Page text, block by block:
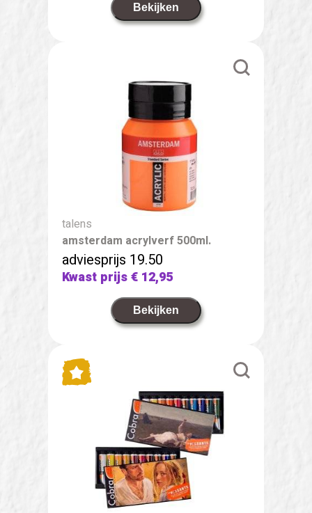
Bekijken
talens
amsterdam acrylverf 500ml.
adviesprijs 19.50
Kwast prijs€ 12,95
Bekijken